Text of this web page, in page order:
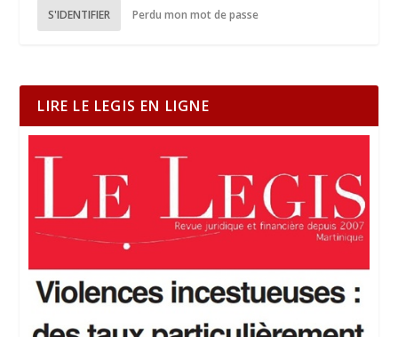
S'IDENTIFIER Perdu mon mot de passe
LIRE LE LEGIS EN LIGNE